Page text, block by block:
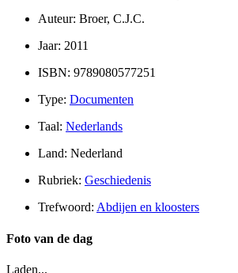
Auteur: Broer, C.J.C.
Jaar: 2011
ISBN: 9789080577251
Type: Documenten
Taal: Nederlands
Land: Nederland
Rubriek: Geschiedenis
Trefwoord: Abdijen en kloosters
Foto van de dag
Laden...